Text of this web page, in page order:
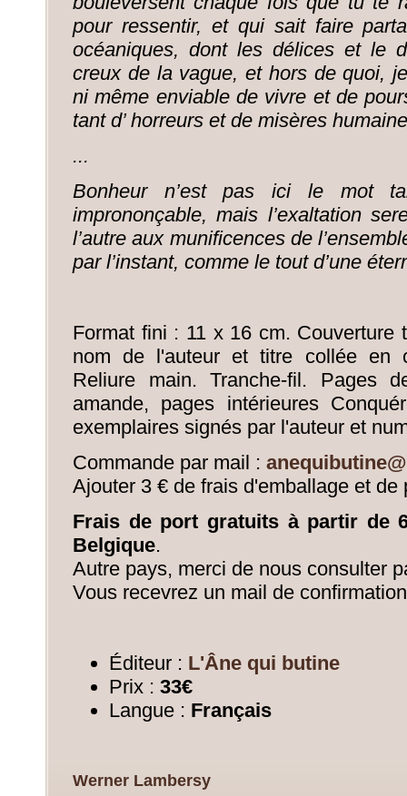
pour ressentir, et qui sait faire
océaniques, dont les délices et le
creux de la vague, et hors de quoi,
ni même enviable de vivre et de
tant d’ horreurs et de misères
...
Bonheur n’est pas ici le mot
imprononçable, mais l’exaltation
l’autre aux munificences de
par l’instant, comme le tout d’une
Format fini : 11 x 16 cm. Couverture
nom de l'auteur et titre collée en
Reliure main. Tranche-fil. Pages
amande, pages intérieures
exemplaires signés par l'auteur et
Commande par mail :
Ajouter 3 € de frais d'emballage et
Frais de port gratuits à partir de
Belgique.
Autre pays, merci de nous consulter
Vous recevrez un mail de
Éditeur : L'Âne qui butine
Prix : 33€
Langue : Français
Werner Lambersy